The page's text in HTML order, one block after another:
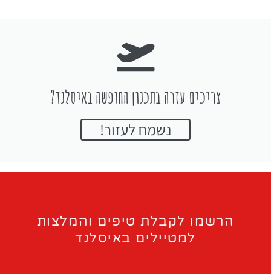
צריכים עזרה בתכנון החופשה באיסלנד?
נשמח לעזור!
הרשמו לקבלת טיפים והמלצות
למטיילים באיסלנד